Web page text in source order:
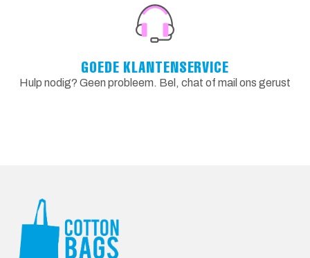
GOEDE KLANTENSERVICE
Hulp nodig? Geen probleem. Bel, chat of mail ons gerust